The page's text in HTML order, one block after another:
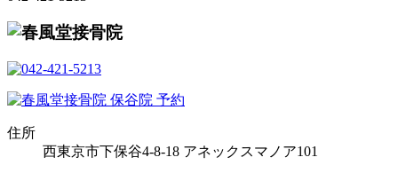
住所
西東京市下保谷4-8-18 アネックスマノア101